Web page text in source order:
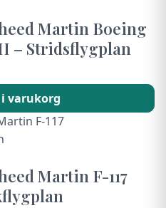
Martin Boeing
– Stridsflygplan
varukorg
Martin F-117